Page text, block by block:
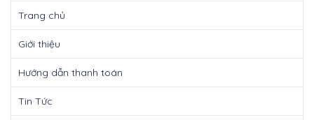
Trang chủ
Giới thiệu
Hướng dẫn thanh toán
Tin Tức